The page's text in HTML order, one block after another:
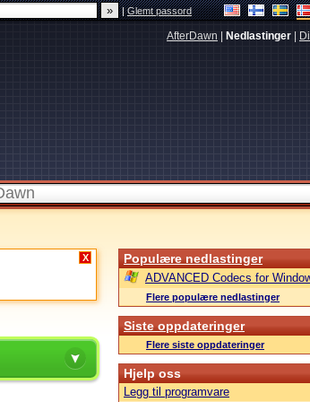
|Glemt passord
AfterDawn Nedlastinger
X Populære nedlastinger
ADVANCED Codecs for
Flere populære nedlastinger
Siste oppdateringer
Flere siste oppdateringer
Hjelp oss
Legg til programvare